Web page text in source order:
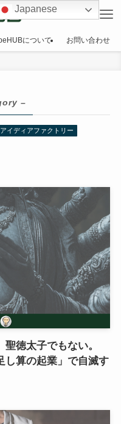
について お問い合わせ
–
アイディアファクトリー
徳太子でもない。
し算の起業」で自滅す
Japanese